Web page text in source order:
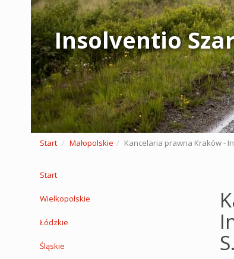
Insolventio
Start Małopolskie Kancelaria prawna Kraków -
Start
Wielkopolskie
Łódzkie
Śląskie